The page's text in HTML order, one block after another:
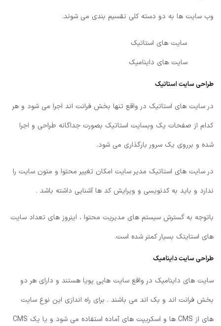
وب سایت ها به دو دسته کلی تقسیم بندی می شوند.
سایت های استاتیک
سایت های داینامیک
طراحی سایت استاتیک
در سایت های استاتیک در واقع تنها بخش فرانت اند اجرا می شود و هر
کدام از صفحات یک وبسایت استاتیک بصورت جداگانه طراحی و اجرا
شده و برروی یک سرور بارگذاری می شود.
در سایت های استاتیک مدیر سایت امکان تغییر محتوا و متون سایت را
ندارد و باید به کدنویسی و ویرایش کد ها آشنایی داشته باشد .
باتوجه به گسترش سیستم های مدیریت محتوا ، اینروز های تعداد سایت
های استایتک بسیار کمتر شده است.
طراحی سایت داینامیک
سایت های داینامیک در واقع سایت هایی پویا هستند و دارای هر دو
بخش فرانت اند و بک اند می باشند . برای راه اندازی این نوع سایت
های از CMS ها و اسکریپت های آماده استفاده می شود و یا یک CMS